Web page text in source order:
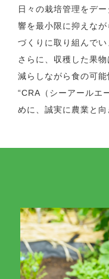
日々の栽培管理をデ
響を最小限に抑えな
づくりに取り組んでい
さらに、収穫した果
減らしながら食の可能
“CRA（シーアールエ
めに、誠実に農業と向